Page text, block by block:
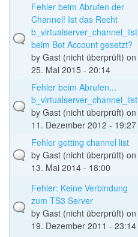
Fehler beim Abrufen der
Channel! Ist das Recht
b_virtualserver_channel_list
beim Bot Account gesetzt?
by Gast (nicht überprüft) on
25. Mai 2015 - 20:14
Fehler beim Abrufen...
b_virtualserver_channel_list
by Gast (nicht überprüft) on
11. Dezember 2012 - 19:27
Fehler getting channel list
by Gast (nicht überprüft) on
13. Mai 2014 - 18:00
Fehler: Keine Verbindung
zum TS3 Server
by Gast (nicht überprüft) on
19. Dezember 2011 - 23:14